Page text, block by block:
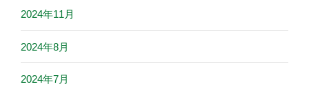
2024年11月
2024年8月
2024年7月